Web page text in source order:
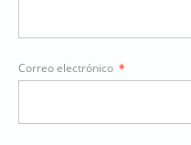
Correo electrónico *